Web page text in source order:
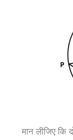
मान लीजिए कि